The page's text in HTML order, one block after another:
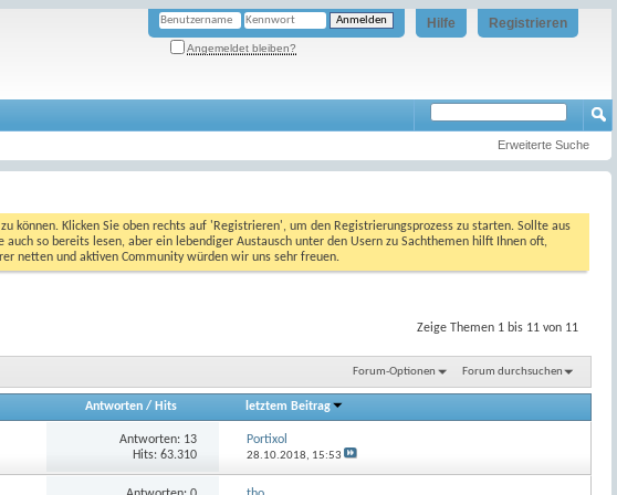
Registrieren
Hilfe
Angemeldet bleiben?
Erweiterte Suche
können. Klicken Sie oben rechts auf 'Registrieren', um den Registrierungsprozess zu starten. Sollte aus
auch so bereits lesen, aber ein lebendiger Austausch unter den Usern zu Sachthemen hilft Ihnen oft,
netten und aktiven Community würden wir uns sehr freuen.
Zeige Themen 1 bis 11 von 11
Forum-Optionen Forum durchsuchen
Antworten / Hits letztem Beitrag
Antworten: 13
Hits: 63.310
Portixol
28.10.2018, 15:53